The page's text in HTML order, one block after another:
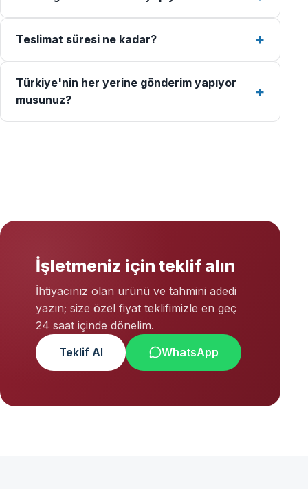
Teslimat süresi ne kadar?
Türkiye'nin her yerine gönderim yapıyor
musunuz?
İşletmeniz için teklif alın
İhtiyacınız olan ürünü ve tahmini adedi
yazın; size özel fiyat teklifimizle en geç
24 saat içinde dönelim.
Teklif Al
WhatsApp